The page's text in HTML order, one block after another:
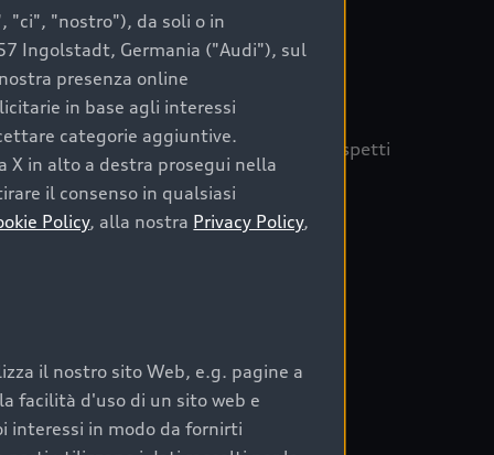
sicuro, è essenziale considerare aspetti
Prima Scelta :plus
nel tempo;
"ci", "nostro"), da soli o in
Ingolstadt, Germania ("Audi"), sul
presenza online
in base agli interessi
categorie aggiuntive.
in alto a destra prosegui nella
il consenso in qualsiasi
Policy, alla nostra Privacy Policy,
il nostro sito Web, e.g. pagine a
facilità d'uso di un sito web e
interessi in modo da fornirti